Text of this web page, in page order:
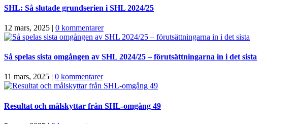
SHL: Så slutade grundserien i SHL 2024/25
12 mars, 2025 | 0 kommentarer
Så spelas sista omgången av SHL 2024/25 – förutsättningarna in i det sista
11 mars, 2025 0 kommentarer
Resultat och målskyttar från SHL-omgång 49